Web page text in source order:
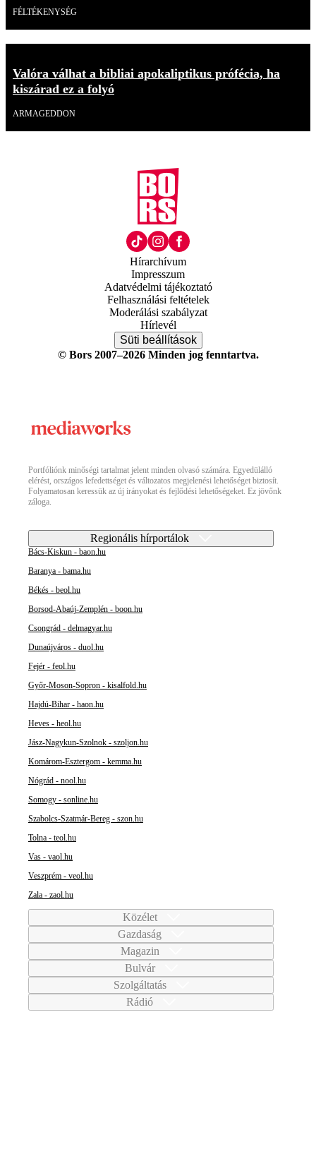
FÉLTÉKENYSÉG
Valóra válhat a bibliai apokaliptikus prófécia, ha
kiszárad ez a folyó
ARMAGEDDON
Hírarchívum
Impresszum
Adatvédelmi tájékoztató
Felhasználási feltételek
Moderálási szabályzat
Hírlevél
Süti beállítások
© Bors 2007–2026 Minden jog fenntartva.
Portfóliónk minőségi tartalmat jelent minden olvasó számára. Egyedülálló
elérést, országos lefedettséget és változatos megjelenési lehetőséget biztosít.
Folyamatosan keressük az új irányokat és fejlődési lehetőségeket. Ez jövőnk
záloga.
Regionális hírportálok
Bács-Kiskun - baon.hu
Baranya - bama.hu
Békés - beol.hu
Borsod-Abaúj-Zemplén - boon.hu
Csongrád - delmagyar.hu
Dunaújváros - duol.hu
Fejér - feol.hu
Győr-Moson-Sopron - kisalfold.hu
Hajdú-Bihar - haon.hu
Heves - heol.hu
Jász-Nagykun-Szolnok - szoljon.hu
Komárom-Esztergom - kemma.hu
Nógrád - nool.hu
Somogy - sonline.hu
Szabolcs-Szatmár-Bereg - szon.hu
Tolna - teol.hu
Vas - vaol.hu
Veszprém - veol.hu
Zala - zaol.hu
Közélet
Gazdaság
Magazin
Bulvár
Szolgáltatás
Rádió